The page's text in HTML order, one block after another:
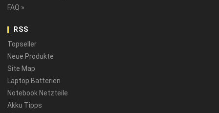
FAQ »
RSS
Topseller
Neue Produkte
Site Map
Laptop Batterien
Notebook Netzteile
Akku Tipps